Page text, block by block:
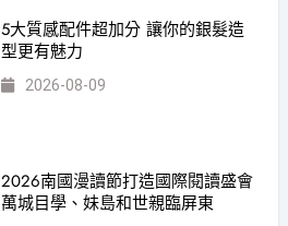
5大質感配件超加分 讓你的銀髮造
型更有魅力
2026-08-09
2026南國漫讀節打造國際閱讀盛會
萬城目學、妹島和世親臨屏東